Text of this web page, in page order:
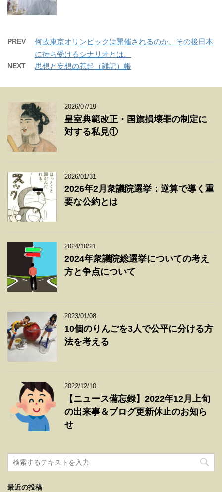
PREV
何故東京オリンピックは開催されるのか。その後日本
に待ち受けるシナリオとは。
NEXT 思想と妄想の惹起（雑記）帳
2026/07/19
皇室典範改正・国旗損壊罪の制定に
対する私見①
2026/01/31
2026年2月衆議院選挙：逆算で導く重
要な公約とは
2024/10/21
2024年衆議院総選挙についての考え
方と争点について
2023/01/08
10個のりんごを3人で公平に分ける方
法を考える
2022/12/10
【ニュース備忘録】2022年12月上旬
の出来事＆ブログ更新休止のお知ら
せ
最近の投稿